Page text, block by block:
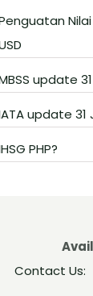
update
update 31
PHP?
Contact Us: